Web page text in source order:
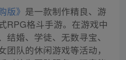
版》 是一款制作精良、游
RPG格斗手游。在游戏中
结婚、学徒、无数寻宝、
团队的休闲游戏等活动，